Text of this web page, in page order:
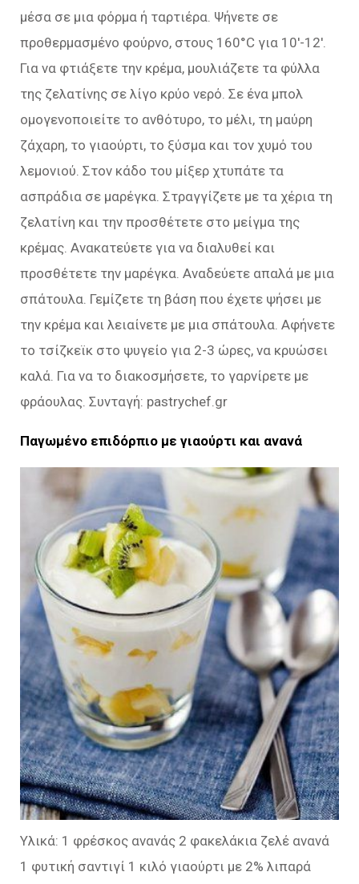
μέσα σε μια φόρμα ή ταρτιέρα. Ψήνετε σε
προθερμασμένο φούρνο, στους 160°C για 10′-12′.
Για να φτιάξετε την κρέμα, μουλιάζετε τα φύλλα
της ζελατίνης σε λίγο κρύο νερό. Σε ένα μπολ
ομογενοποιείτε το ανθότυρο, το μέλι, τη μαύρη
ζάχαρη, το γιαούρτι, το ξύσμα και τον χυμό του
λεμονιού. Στον κάδο του μίξερ χτυπάτε τα
ασπράδια σε μαρέγκα. Στραγγίζετε με τα χέρια τη
ζελατίνη και την προσθέτετε στο μείγμα της
κρέμας. Ανακατεύετε για να διαλυθεί και
προσθέτετε την μαρέγκα. Αναδεύετε απαλά με μια
σπάτουλα. Γεμίζετε τη βάση που έχετε ψήσει με
την κρέμα και λειαίνετε με μια σπάτουλα. Αφήνετε
το τσίζκεϊκ στο ψυγείο για 2-3 ώρες, να κρυώσει
καλά. Για να το διακοσμήσετε, το γαρνίρετε με
φράουλας. Συνταγή: pastrychef.gr
Παγωμένο επιδόρπιο με γιαούρτι και ανανά
Υλικά: 1 φρέσκος ανανάς 2 φακελάκια ζελέ ανανά
1 φυτική σαντιγί 1 κιλό γιαούρτι με 2% λιπαρά